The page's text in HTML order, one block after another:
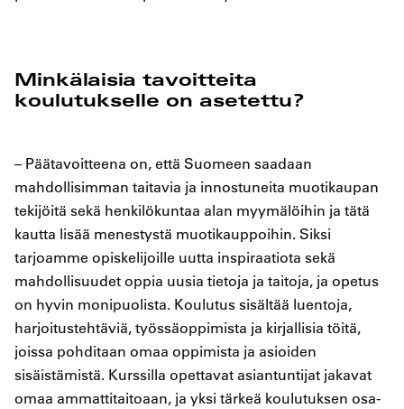
Minkälaisia tavoitteita
koulutukselle on asetettu?
– Päätavoitteena on, että Suomeen saadaan
mahdollisimman taitavia ja innostuneita muotikaupan
tekijöitä sekä henkilökuntaa alan myymälöihin ja tätä
kautta lisää menestystä muotikauppoihin. Siksi
tarjoamme opiskelijoille uutta inspiraatiota sekä
mahdollisuudet oppia uusia tietoja ja taitoja, ja opetus
on hyvin monipuolista. Koulutus sisältää luentoja,
harjoitustehtäviä, työssäoppimista ja kirjallisia töitä,
joissa pohditaan omaa oppimista ja asioiden
sisäistämistä. Kurssilla opettavat asiantuntijat jakavat
omaa ammattitaitoaan, ja yksi tärkeä koulutuksen osa-